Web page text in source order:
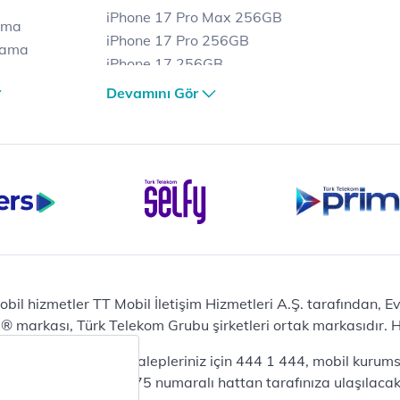
iPhone 17 Pro Max 256GB
iPhone 17 Pro 256GB
iPhone 17 256GB
iPhone 17 Air 256GB
Casper Nirvana C370
Notebook
Ev Telefonu
Panasonic TGB610
Modem ve Wi-Fi
Zyxel DX3300 Wi-Fi 6
Premium VDSL Modem
Devamını Gör
hizmetler TT Mobil İletişim Hizmetleri A.Ş. tarafından,
markası, Türk Telekom Grubu şirketleri ortak
mobil bireysel talepleriniz için 444 1 444, mobil
için 444 0375 numaralı hattan tarafınıza